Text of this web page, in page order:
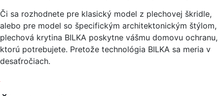
Či sa rozhodnete pre klasický model z plechovej škridle,
alebo pre model so špecifickým architektonickým štýlom,
plechová krytina BILKA poskytne vášmu domovu ochranu,
ktorú potrebujete. Pretože technológia BILKA sa meria v
desaťročiach.